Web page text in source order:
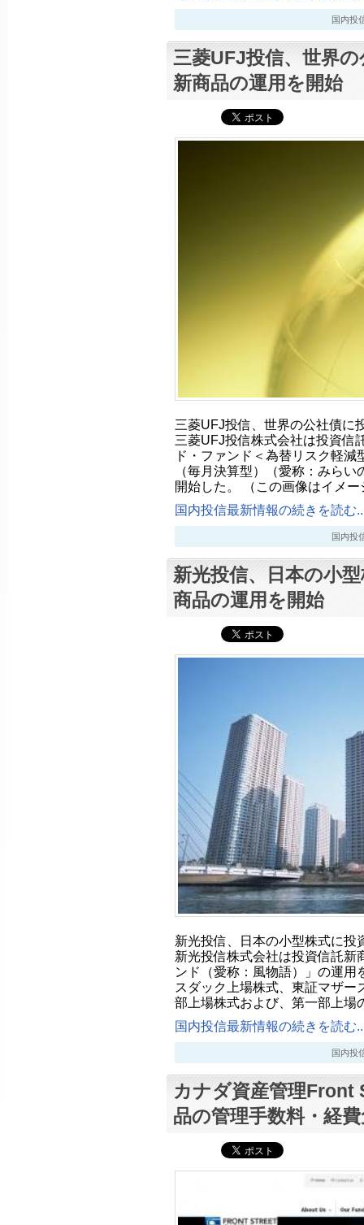
国内投
三菱UFJ投信、世界
新商品の運用を開始
三菱UFJ投信、世界の公社債に
三菱UFJ投信株式会社は投資信
ド・ファンド＜為替リスク軽減
（毎月決算型）（愛称：みら
開始した。 （この画像はイメ
国内投信最新情報の続きを読む
国内投
新光投信、日本の小
商品の運用を開始
新光投信、日本の小型株式に投
新光投信株式会社は投資信託新
ンド（愛称：風物語）」の運用
スダック上場株式、東証マザー
部上場株式および、第一部上
国内投信最新情報の続きを読む
国内投
カナダ資産管理Front
品の管理手数料・経